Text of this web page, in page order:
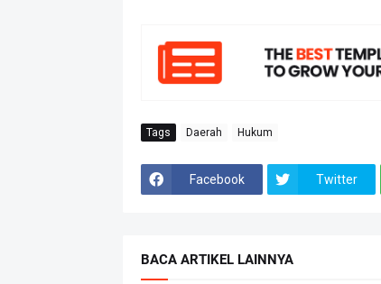
Tags Daerah Hukum
Facebook Twitter
BACA ARTIKEL LAINNYA